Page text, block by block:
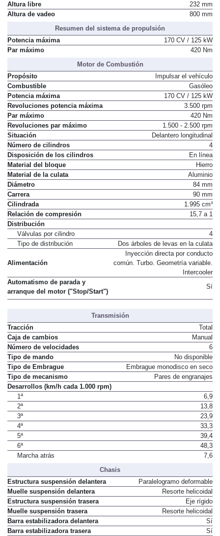
Altura libre
232 mm
Altura de vadeo
800 mm
Resumen del sistema de propulsión
Potencia máxima
170 CV / 125 kW
Par máximo
420 Nm
Motor de Combustión
Propósito
Impulsar el vehículo
Combustible
Gasóleo
Potencia máxima
170 CV / 125 kW
Revoluciones potencia máxima
3.500 rpm
Par máximo
420 Nm
Revoluciones par máximo
1.500 - 2.500 rpm
Situación
Delantero longitudinal
Número de cilindros
4
Disposición de los cilindros
En línea
Material del bloque
Hierro
Material de la culata
Aluminio
Diámetro
84 mm
Carrera
90 mm
Cilindrada
1.995 cm³
Relación de compresión
15,7 a 1
Distribución
Válvulas por cilindro
4
Tipo de distribución
Dos árboles de levas en la culata
Alimentación
Inyección directa por conducto
común. Turbo. Geometría variable.
Intercooler
Automatismo de parada y
arranque del motor ("Stop/Start")
Sí
Transmisión
Tracción
Total
Caja de cambios
Manual
Número de velocidades
6
Tipo de mando
No disponible
Tipo de Embrague
Embrague monodisco en seco
Tipo de mecanismo
Pares de engranajes
Desarrollos (km/h cada 1.000 rpm)
1ª
6,9
2ª
13,8
3ª
23,9
4ª
33,3
5ª
39,4
6ª
48,3
Marcha atrás
7,6
Chasis
Estructura suspensión delantera
Paralelogramo deformable
Muelle suspensión delantera
Resorte helicoidal
Estructura suspensión trasera
Eje rígido
Muelle suspensión trasera
Resorte helicoidal
Barra estabilizadora delantera
Sí
Barra estabilizadora trasera
Sí